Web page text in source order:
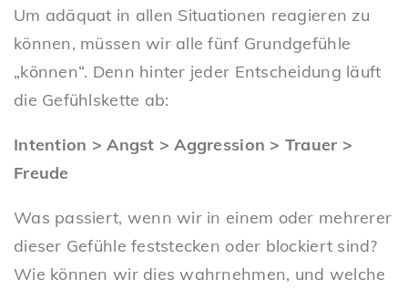
Um adäquat in allen Situationen reagieren zu
können, müssen wir alle fünf Grundgefühle
„können“. Denn hinter jeder Entscheidung läuft
die Gefühlskette ab:
Intention > Angst > Aggression > Trauer >
Freude
Was passiert, wenn wir in einem oder mehrerer
dieser Gefühle feststecken oder blockiert sind?
Wie können wir dies wahrnehmen, und welche